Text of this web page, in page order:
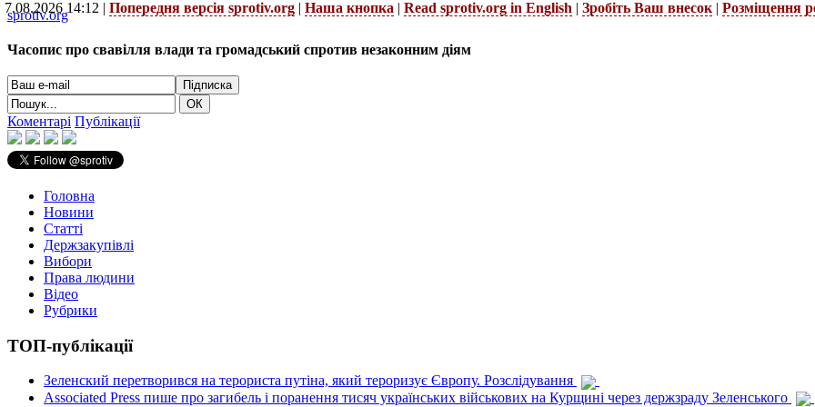
7.08.2026 14:12 | Попередня версія sprotiv.org | Наша кнопка | Read sprotiv.org in English | Зробіть Ваш внесок | Розміщення
sprotiv.org
Часопис про свавілля влади та громадський спротив незаконним діям
Коментарі Публікації
Головна
Новини
Статті
Держзакупівлі
Вибори
Права людини
Відео
Рубрики
ТОП-публікації
Зеленский перетворився на терориста путіна, який тероризує Європу. Розслідування
Associated Press пише про загибель і поранення тисяч українських військових на Курщині через держзраду Зеленського